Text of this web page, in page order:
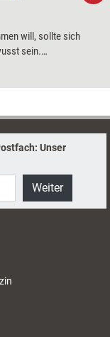
will, sollte sich
sein.
Unser
Weiter